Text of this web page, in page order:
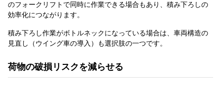
のフォークリフトで同時に作業できる場合もあり、積み下ろしの
効率化につながります。
積み下ろし作業がボトルネックになっている場合は、車両構造の
見直し（ウイング車の導入）も選択肢の一つです。
荷物の破損リスクを減らせる